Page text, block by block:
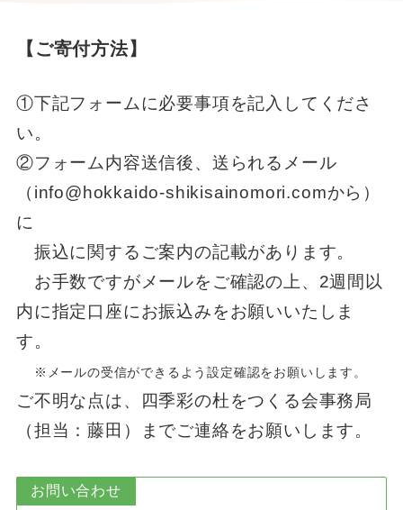
【ご寄付方法】
①下記フォームに必要事項を記入してくださ
い。
②フォーム内容送信後、送られるメール
（info@hokkaido-shikisainomori.comから）
に
振込に関するご案内の記載があります。
お手数ですがメールをご確認の上、2週間以
内に指定口座にお振込みをお願いいたしま
す。
※メールの受信ができるよう設定確認をお願いします。
ご不明な点は、四季彩の杜をつくる会事務局
（担当：藤田）までご連絡をお願いします。
お問い合わせ